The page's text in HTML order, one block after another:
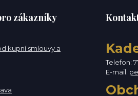
zákazníky
kupní smlouvy a
Telefon:
E-mail: